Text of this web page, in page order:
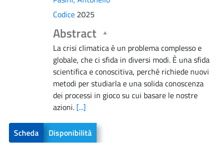
Codice 2025
Abstract
La crisi climatica è un problema complesso e
globale, che ci sfida in diversi modi. È una sfida
scientifica e conoscitiva, perché richiede nuovi
metodi per studiarla e una solida conoscenza
dei processi in gioco su cui basare le nostre
azioni. [...]
Scheda Disponibilità